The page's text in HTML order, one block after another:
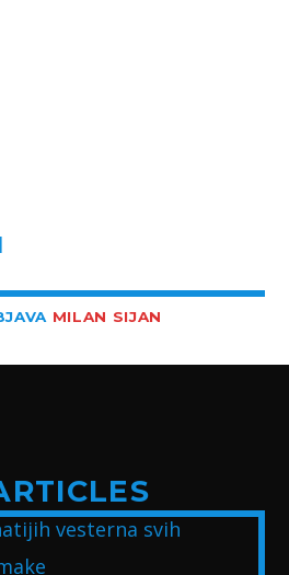
MILAN SIJAN